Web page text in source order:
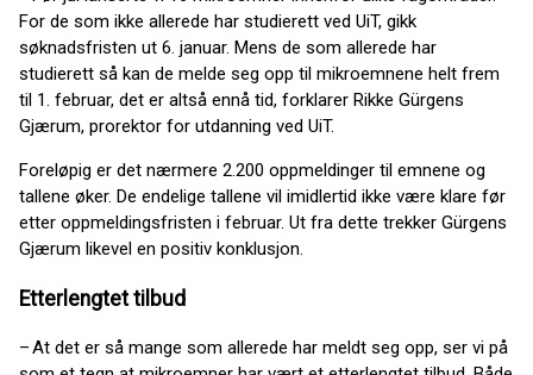
For de som ikke allerede har studierett ved UiT, gikk
søknadsfristen ut 6. januar. Mens de som allerede har
studierett så kan de melde seg opp til mikroemnene helt frem
til 1. februar, det er altså ennå tid, forklarer Rikke Gürgens
Gjærum, prorektor for utdanning ved UiT.
Foreløpig er det nærmere 2.200 oppmeldinger til emnene og
tallene øker. De endelige tallene vil imidlertid ikke være klare før
etter oppmeldingsfristen i februar. Ut fra dette trekker Gürgens
Gjærum likevel en positiv konklusjon.
Etterlengtet tilbud
– At det er så mange som allerede har meldt seg opp, ser vi på